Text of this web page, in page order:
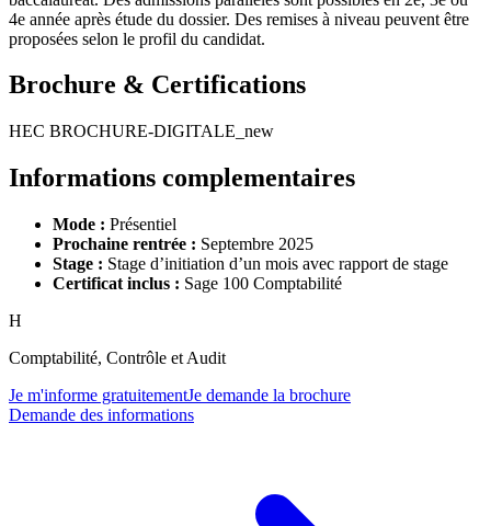
4e année après étude du dossier. Des remises à niveau peuvent être
proposées selon le profil du candidat.
Brochure & Certifications
HEC BROCHURE-DIGITALE_new
Informations complementaires
Mode : Présentiel
Prochaine rentrée : Septembre 2025
Stage : Stage d’initiation d’un mois avec rapport de stage
Certificat inclus : Sage 100 Comptabilité
H
Comptabilité, Contrôle et Audit
Je m'informe gratuitementJe demande la brochure
Demande des informations